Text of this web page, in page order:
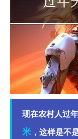
现在农村人过
米 ，这样是不